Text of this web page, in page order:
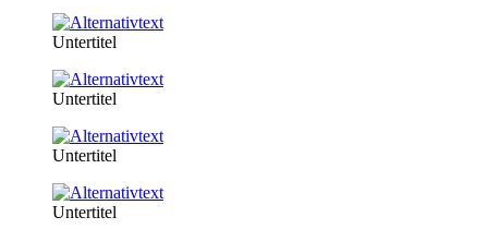
Untertitel
Untertitel
Untertitel
Untertitel